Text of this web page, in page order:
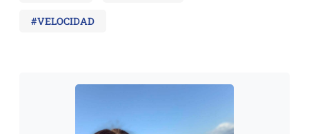
#VELOCIDAD